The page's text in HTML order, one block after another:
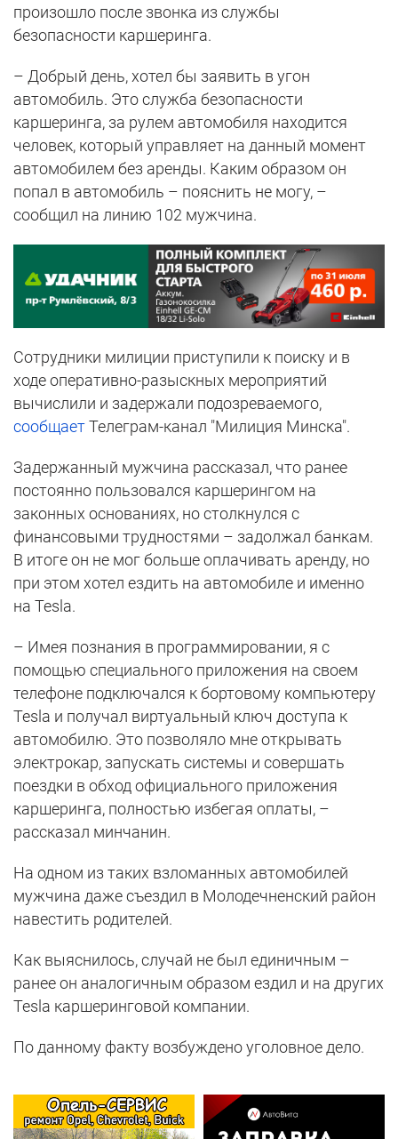
произошло после звонка из службы
безопасности каршеринга.
– Добрый день, хотел бы заявить в угон
автомобиль. Это служба безопасности
каршеринга, за рулем автомобиля находится
человек, который управляет на данный момент
автомобилем без аренды. Каким образом он
попал в автомобиль – пояснить не могу, –
сообщил на линию 102 мужчина.
Сотрудники милиции приступили к поиску и в
ходе оперативно-разыскных мероприятий
вычислили и задержали подозреваемого,
сообщаетТелеграм-канал "Милиция Минска".
Задержанный мужчина рассказал, что ранее
постоянно пользовался каршерингом на
законных основаниях, но столкнулся с
финансовыми трудностями – задолжал банкам.
В итоге он не мог больше оплачивать аренду, но
при этом хотел ездить на автомобиле и именно
на Tesla.
– Имея познания в программировании, я с
помощью специального приложения на своем
телефоне подключался к бортовому компьютеру
Tesla и получал виртуальный ключ доступа к
автомобилю. Это позволяло мне открывать
электрокар, запускать системы и совершать
поездки в обход официального приложения
каршеринга, полностью избегая оплаты, –
рассказал минчанин.
На одном из таких взломанных автомобилей
мужчина даже съездил в Молодечненский район
навестить родителей.
Как выяснилось, случай не был единичным –
ранее он аналогичным образом ездил и на других
Tesla каршеринговой компании.
По данному факту возбуждено уголовное дело.